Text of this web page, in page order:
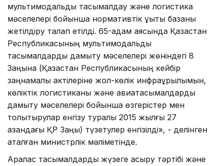
мультимодальдық тасымалдау және логистика
мәселелері бойынша нормативтік құқықтық базаны
жетілдіру талап етілді. 65-қадам аясында Қазақстан
Республикасының мультимодальдық
тасымалдарды дамыту мәселелері жөніндегі 8
Заңына (Қазақстан Республикасының кейбір
заңнамалық актілеріне жол-көлік инфрақұрылымын,
көліктік логистиканы және авиатасымалдарды
дамыту мәселелері бойынша өзгерістер мен
толықтырулар енгізу туралы 2015 жылғы 27
қазандағы ҚР Заңы) түзетулер енгізілді», - делінген
аталған министрлік мәліметінде.
Аралас тасымалдарды жүзеге асыру тәртібі және